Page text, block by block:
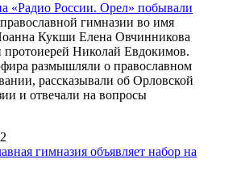
«Радио России. Орел» побывали
гимназии во имя
Кукши Елена Овчинникова
протоиерей Николай Евдокимов.
размышляли о православном
рассказывали об Орловской
и отвечали на вопросы